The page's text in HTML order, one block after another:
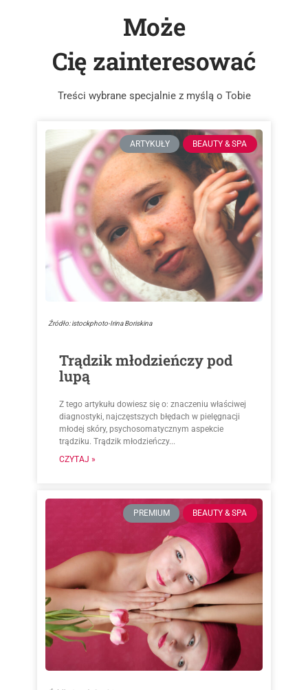
Może
Cię zainteresować
Treści wybrane specjalnie z myślą o Tobie
ARTYKUŁY BEAUTY & SPA
Źródło: istockphoto-Irina Boriskina
Trądzik młodzieńczy pod
lupą
Z tego artykułu dowiesz się o: znaczeniu właściwej
diagnostyki, najczęstszych błędach w pielęgnacji
młodej skóry, psychosomatycznym aspekcie
trądziku. Trądzik młodzieńczy...
CZYTAJ »
PREMIUM BEAUTY & SPA